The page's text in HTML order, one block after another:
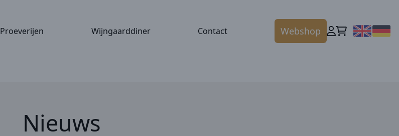
Proeverijen Wijngaarddiner Contact Webshop
Nieuws